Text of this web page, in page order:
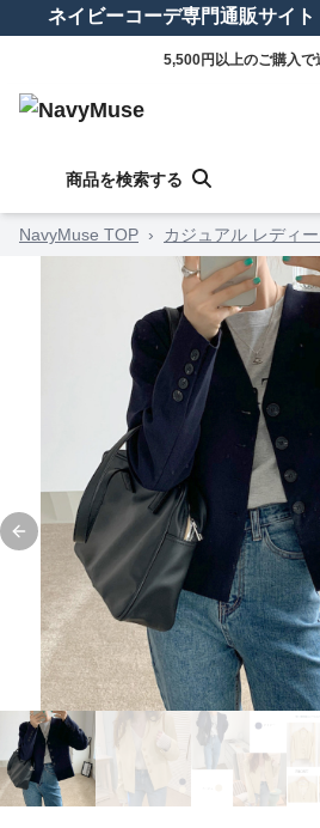
ネイビーコーデ専門通販サイ
5,500円以上のご購入で
商品を検索する
NavyMuse TOP › カジュアル レディ
Previous slide